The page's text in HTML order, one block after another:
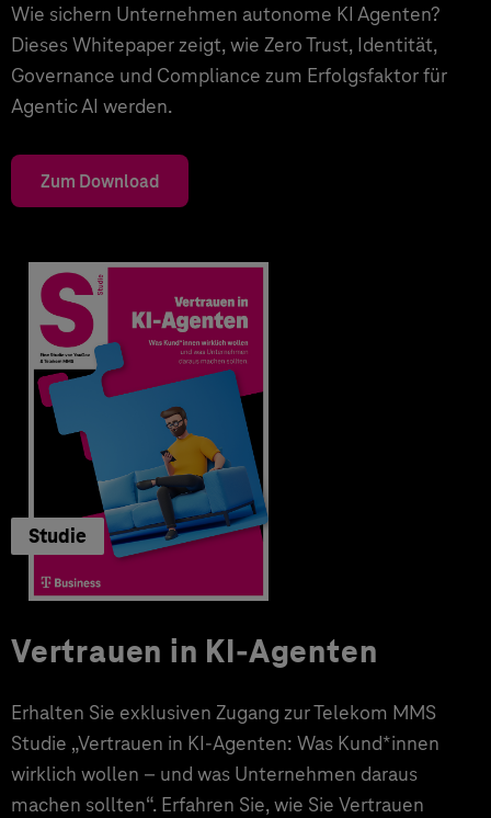
Wie sichern Unternehmen autonome KI Agenten?
Dieses Whitepaper zeigt, wie Zero Trust, Identität,
Governance und Compliance zum Erfolgsfaktor für
Agentic AI werden.
Zum Download
Studie
Vertrauen in KI-Agenten
Erhalten Sie exklusiven Zugang zur Telekom MMS
Studie „Vertrauen in KI-Agenten: Was Kund*innen
wirklich wollen – und was Unternehmen daraus
machen sollten“. Erfahren Sie, wie Sie Vertrauen